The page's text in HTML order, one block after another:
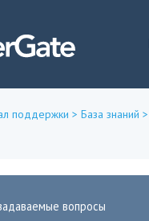
поддержки > База знаний >
вопросы